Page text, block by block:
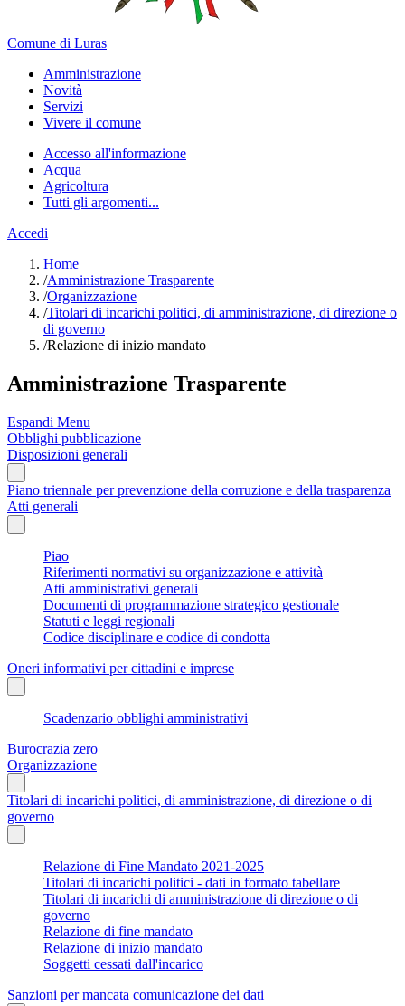
Comune di Luras
Amministrazione
Novità
Servizi
Vivere il comune
Accesso all'informazione
Acqua
Agricoltura
Tutti gli argomenti...
Accedi
Home
/Amministrazione Trasparente
/Organizzazione
/Titolari di incarichi politici, di amministrazione, di direzione o
di governo
/Relazione di inizio mandato
Amministrazione Trasparente
Espandi Menu
Obblighi pubblicazione
Disposizioni generali
Piano triennale per prevenzione della corruzione e della trasparenza
Atti generali
Piao
Riferimenti normativi su organizzazione e attività
Atti amministrativi generali
Documenti di programmazione strategico gestionale
Statuti e leggi regionali
Codice disciplinare e codice di condotta
Oneri informativi per cittadini e imprese
Scadenzario obblighi amministrativi
Burocrazia zero
Organizzazione
Titolari di incarichi politici, di amministrazione, di direzione o di
governo
Relazione di Fine Mandato 2021-2025
Titolari di incarichi politici - dati in formato tabellare
Titolari di incarichi di amministrazione di direzione o di
governo
Relazione di fine mandato
Relazione di inizio mandato
Soggetti cessati dall'incarico
Sanzioni per mancata comunicazione dei dati